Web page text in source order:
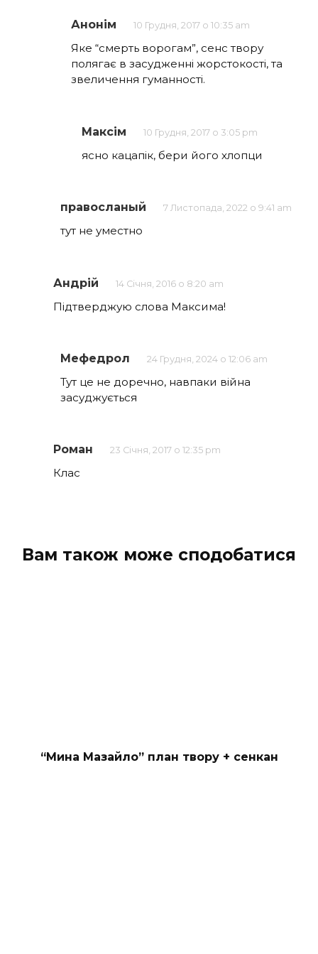
Анонім 10 Грудня, 2017 о 10:35 am
Яке “смерть ворогам”, сенс твору
полягає в засудженні жорстокості, та
звеличення гуманності.
Максім 10 Грудня, 2017 о 3:05 pm
ясно кацапік, бери його хлопци
правосланый 7 Листопада, 2022 о 9:41 am
тут не уместно
Андрій 14 Січня, 2016 о 8:20 am
Підтверджую слова Максима!
Мефедрол 24 Грудня, 2024 о 12:06 am
Тут це не доречно, навпаки війна
засуджується
Роман 23 Січня, 2017 о 12:35 pm
Клас
Вам також може сподобатися
“Мина Мазайло” план твору + сенкан